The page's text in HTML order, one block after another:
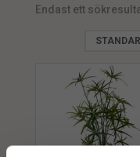
Endast ett